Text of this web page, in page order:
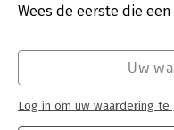
Hoofdrubriek:
Wees de eerste die
Uw
Log in om uw waardering te